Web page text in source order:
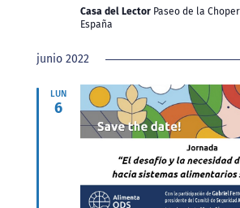
Casa del Lector Paseo de la
España
junio 2022
LUN
6